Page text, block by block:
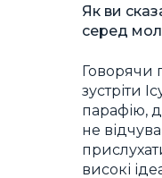
Як ви
серед
Говорячи
зустріти
парафію,
не
високі